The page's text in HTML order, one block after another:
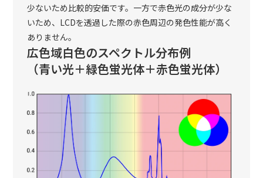
少ないため比較的安価です。一方で赤色光の成分が少な
いため、LCDを透過した際の赤色周辺の発色性能が高く
ありません。
広色域白色のスペクトル分布例
（青い光＋緑色蛍光体＋赤色蛍光体）